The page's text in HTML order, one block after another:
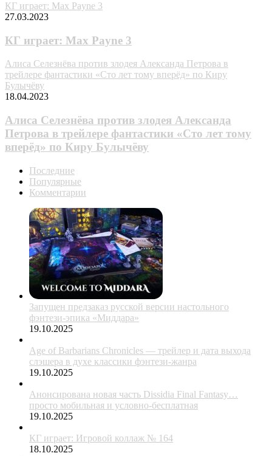
КГ играет: Max Payne 3
27.03.2023
КГ играет: Max Payne 3
Алиса Селезнёва против злодея Александа Петрова в
трейлере фантастики «Сто лет тому вперёд» по Киру
Булычёву
18.04.2023
Алиса Селезнёва против злодея Александа
Петрова в трейлере фантастики «Сто лет тому
вперёд» по Киру Булычёву
Последние
Популярные
Комментарии
Запущен предзаказ русской версии настольного
фэнтези-эпика «Миддара»
19.10.2025
Age of Barbarians Chronicles — трейлер и дата выхода
слэшера в духе классики фэнтези-жанра
19.10.2025
Анонсирована новая часть Dissidia Final Fantasy…
просто мобильная и условно-бесплатная
19.10.2025
КГ играет: Игровой коллаж № 164
18.10.2025